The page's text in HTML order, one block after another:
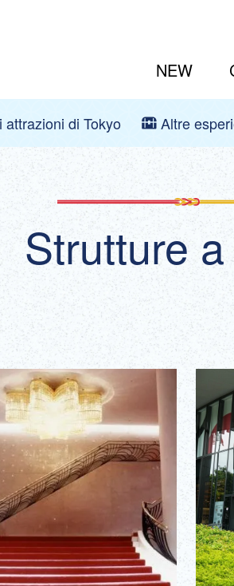
NEW
attrazioni di Tokyo Altre
Strutture